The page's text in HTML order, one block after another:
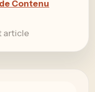
Contenu
article